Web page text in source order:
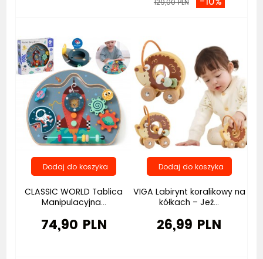
CLASSIC WORLD Tablica
Manipulacyjna...
74,90 PLN
VIGA Labirynt koralikowy na
kółkach – Jeż...
26,99 PLN